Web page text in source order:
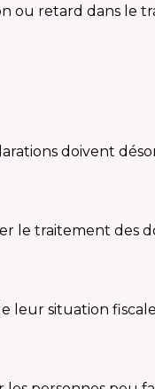
ou retard dans le
doivent
le traitement des
leur situation